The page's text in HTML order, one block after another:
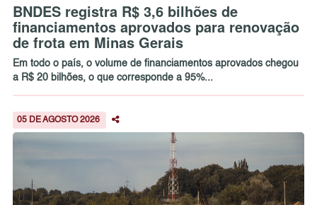
BNDES registra R$ 3,6 bilhões de
financiamentos aprovados para renovação
de frota em Minas Gerais
Em todo o país, o volume de financiamentos aprovados chegou
a R$ 20 bilhões, o que corresponde a 95%...
05 DE AGOSTO 2026